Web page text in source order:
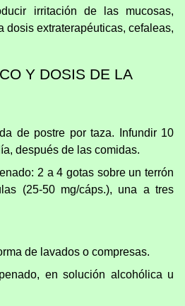
irritación de las mucosas,
dosis extraterapéuticas, cefaleas,
Y DOSIS DE LA
de postre por taza. Infundir 10
después de las comidas.
2 a 4 gotas sobre un terrón
(25-50 mg/cáps.), una a tres
de lavados o compresas.
en solución alcohólica u